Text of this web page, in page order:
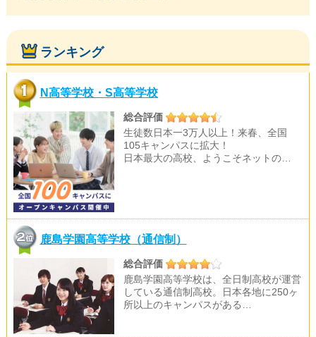
ランキング
N高等学校・S高等学校
総合評価
生徒数日本一3万人以上！来春、全国
105キャンパスに拡大！
日本最大の高校、ようこそネットの…
鹿島学園高等学校（通信制）
総合評価
鹿島学園高等学校は、全日制高校が運営
している通信制高校。日本各地に250ヶ
所以上のキャンパスがある…